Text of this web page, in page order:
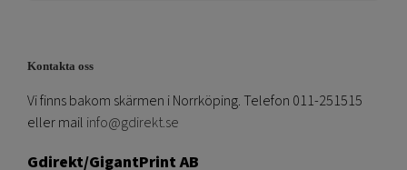
Kontakta oss
Vi finns bakom skärmen i Norrköping. Telefon 011-251515
eller mail info@gdirekt.se
Gdirekt/GigantPrint AB